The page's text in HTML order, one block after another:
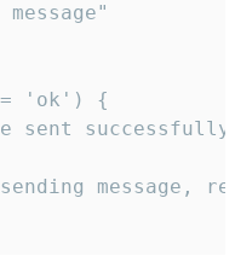
message"
'ok') {
sent
message,